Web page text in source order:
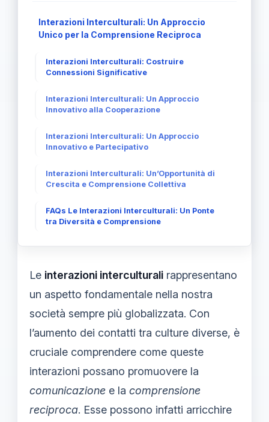
Interazioni Interculturali: Un Approccio
Unico per la Comprensione Reciproca
Interazioni Interculturali: Costruire
Connessioni Significative
Interazioni Interculturali: Un Approccio
Innovativo alla Cooperazione
Interazioni Interculturali: Un Approccio
Innovativo e Partecipativo
Interazioni Interculturali: Un’Opportunità di
Crescita e Comprensione Collettiva
FAQs Le Interazioni Interculturali: Un Ponte
tra Diversità e Comprensione
Le interazioni interculturali rappresentano
un aspetto fondamentale nella nostra
società sempre più globalizzata. Con
l’aumento dei contatti tra culture diverse, è
cruciale comprendere come queste
interazioni possano promuovere la
comunicazione e la comprensione
reciproca. Esse possono infatti arricchire